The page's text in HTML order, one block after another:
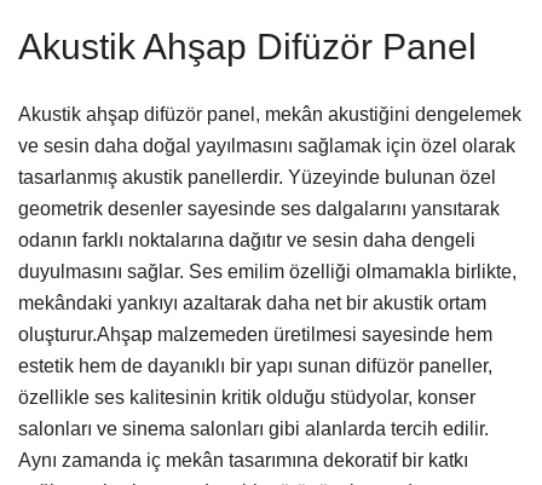
Akustik Ahşap Difüzör Panel
Akustik ahşap difüzör panel, mekân akustiğini dengelemek
ve sesin daha doğal yayılmasını sağlamak için özel olarak
tasarlanmış akustik panellerdir. Yüzeyinde bulunan özel
geometrik desenler sayesinde ses dalgalarını yansıtarak
odanın farklı noktalarına dağıtır ve sesin daha dengeli
duyulmasını sağlar. Ses emilim özelliği olmamakla birlikte,
mekândaki yankıyı azaltarak daha net bir akustik ortam
oluşturur.Ahşap malzemeden üretilmesi sayesinde hem
estetik hem de dayanıklı bir yapı sunan difüzör paneller,
özellikle ses kalitesinin kritik olduğu stüdyolar, konser
salonları ve sinema salonları gibi alanlarda tercih edilir.
Aynı zamanda iç mekân tasarımına dekoratif bir katkı